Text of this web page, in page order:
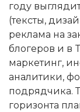
году
(тексты,
реклама на
блогеров и в
маркетинг,
аналитики,
подрядчика.
горизонта